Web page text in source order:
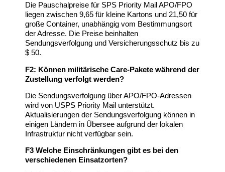
Die Pauschalpreise für SPS Priority Mail APO/FPO
liegen zwischen 9,65 für kleine Kartons und 21,50 für
große Container, unabhängig vom Bestimmungsort
der Adresse. Die Preise beinhalten
Sendungsverfolgung und Versicherungsschutz bis zu
$ 50.
F2: Können militärische Care-Pakete während der
Zustellung verfolgt werden?
Die Sendungsverfolgung über APO/FPO-Adressen
wird von USPS Priority Mail unterstützt.
Aktualisierungen der Sendungsverfolgung können in
einigen Ländern in Übersee aufgrund der lokalen
Infrastruktur nicht verfügbar sein.
F3 Welche Einschränkungen gibt es bei den
verschiedenen Einsatzorten?